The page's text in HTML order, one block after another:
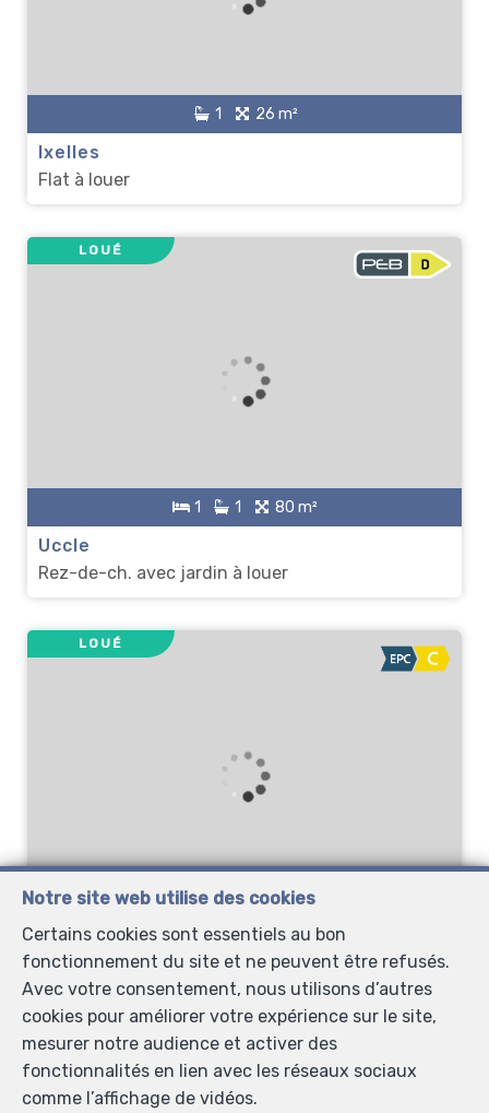
1 26 m²
Ixelles
Flat à louer
1 1 80 m²
LOUÉ
Uccle
Rez-de-ch. avec jardin à louer
3 2 200 m²
LOUÉ
Beersel
Villa à louer
LOUÉ
Notre site web utilise des cookies
Certains cookies sont essentiels au bon
fonctionnement du site et ne peuvent être refusés.
Avec votre consentement, nous utilisons d’autres
cookies pour améliorer votre expérience sur le site,
mesurer notre audience et activer des
fonctionnalités en lien avec les réseaux sociaux
comme l’affichage de vidéos.